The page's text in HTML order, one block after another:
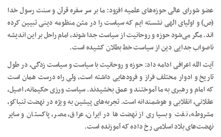
عضو شورای عالی حوزه‌های علمیه افزود: ما بر سر سفره قرآن و سنت رسول خدا
(ص) و اولیای الهی نشسته ایم که سیاست را در متن منظومه دینی تبیین کرده
اند. مگر می‌شود حوزه و روحانیت از سیاست جدا شوند، امام راحل بر این اندیشه
ناصواب جدایی دین از سیاست خط بطلان کشیده است.
آیت الله اعرافی ادامه داد: حوزه و روحانیت با سیاست و سیاست زدگی، در طول
تاریخ و ادوار مختلف فراز و فرودهایی داشته است، ولی راه درست همان است
که امام و رهبری به ما آموختند و عمق بخشیدند. سیاست ورزی حکیمانه، اصیل،
عقلانی، انقلابی و هوشمندانه است. تجربه‌های پیشین به ویژه در نهضت تنباکو،
مشروطه، نفت و بسیاری از نهضت‌ها در ایران، عراق، مصر، پاکستان و سایر
نهضت‌های بلاد اسلامی رخ داده که آموزنده است.